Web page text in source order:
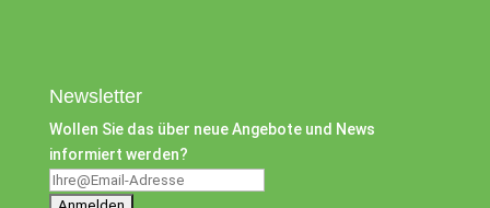
Newsletter
Wollen Sie das über neue Angebote und News
informiert werden?